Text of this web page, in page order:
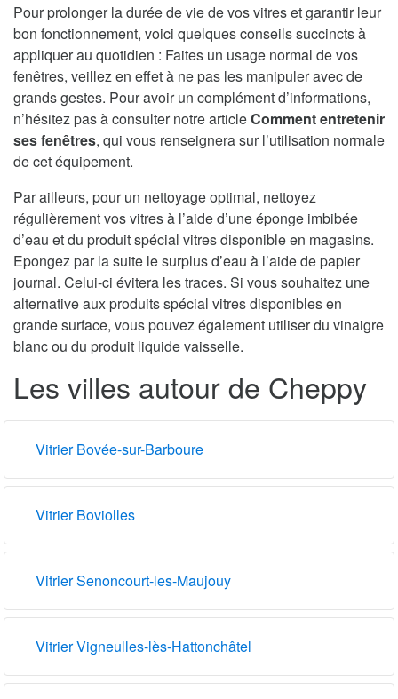
Pour prolonger la durée de vie de vos vitres et garantir leur
bon fonctionnement, voici quelques conseils succincts à
appliquer au quotidien : Faites un usage normal de vos
fenêtres, veillez en effet à ne pas les manipuler avec de
grands gestes. Pour avoir un complément d’informations,
n’hésitez pas à consulter notre articleComment entretenir
ses fenêtres, qui vous renseignera sur l’utilisation normale
de cet équipement.
Par ailleurs, pour un nettoyage optimal, nettoyez
régulièrement vos vitres à l’aide d’une éponge imbibée
d’eau et du produit spécial vitres disponible en magasins.
Epongez par la suite le surplus d’eau à l’aide de papier
journal. Celui-ci évitera les traces. Si vous souhaitez une
alternative aux produits spécial vitres disponibles en
grande surface, vous pouvez également utiliser du vinaigre
blanc ou du produit liquide vaisselle.
Les villes autour de Cheppy
Vitrier Bovée-sur-Barboure
Vitrier Boviolles
Vitrier Senoncourt-les-Maujouy
Vitrier Vigneulles-lès-Hattonchâtel